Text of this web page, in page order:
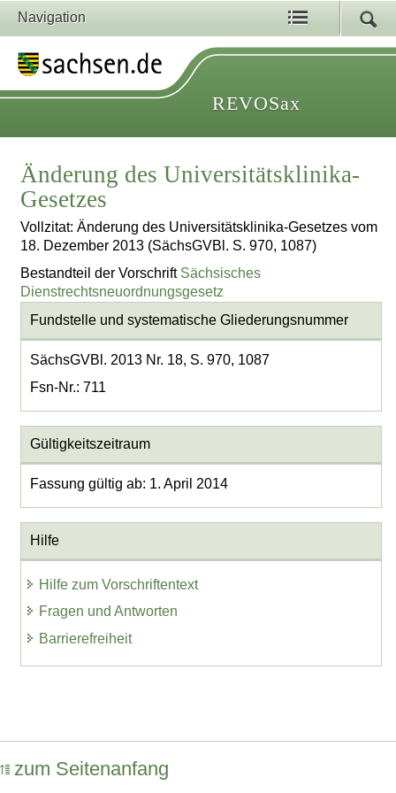
Navigation
REVOSax
Änderung des Universitätsklinika-
Gesetzes
Vollzitat: Änderung des Universitätsklinika-Gesetzes vom
18. Dezember 2013 (SächsGVBl. S. 970, 1087)
Bestandteil der Vorschrift Sächsisches
Dienstrechtsneuordnungsgesetz
Fundstelle und systematische Gliederungsnummer
SächsGVBl. 2013 Nr. 18, S. 970, 1087
Fsn-Nr.: 711
Gültigkeitszeitraum
Fassung gültig ab: 1. April 2014
Hilfe
Hilfe zum Vorschriftentext
Fragen und Antworten
Barrierefreiheit
zum Seitenanfang